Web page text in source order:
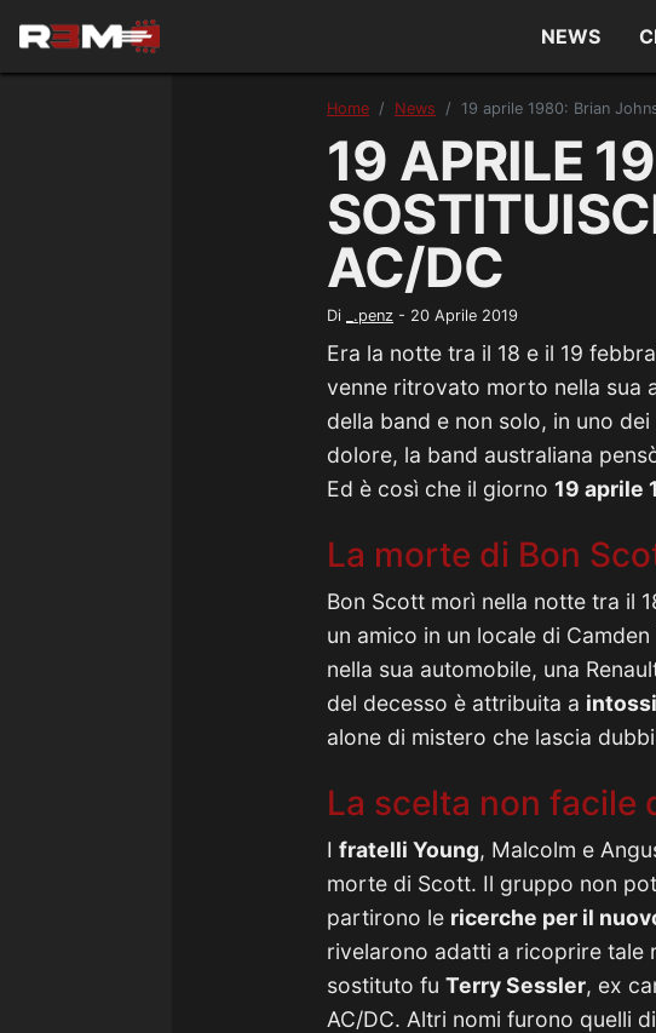
NEWS
Home News 19 aprile 1980: Brian
19 APRILE
AC/DC
Di _.penz - 20 Aprile 2019
Era la notte tra il 18 e il 19
venne ritrovato morto nella sua
della band e non solo, in uno dei
dolore, la band australiana
Ed è così che il giorno 19 aprile
La morte di Bon
Bon Scott morì nella notte tra il
un amico in un locale di
nella sua automobile, una
del decesso è attribuita a
alone di mistero che lascia
La scelta non facile
I fratelli Young, Malcolm e
morte di Scott. Il gruppo non
partirono le ricerche per il
rivelarono adatti a ricoprire tale
sostituto fu Terry Sessler, ex
AC/DC. Altri nomi furono quelli